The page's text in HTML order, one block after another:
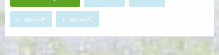
с гаражом с террасой